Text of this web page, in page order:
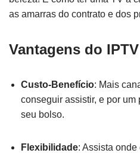
as amarras do contrato e dos
Vantagens do IPTV
Custo-Benefício: Mais
conseguir assistir, e por
seu bolso.
Flexibilidade: Assista